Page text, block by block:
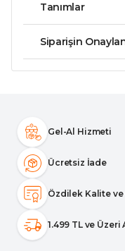
Tanımlar
Siparişin
Gel-Al Hizmeti
Ücretsiz İade
Özdilek Kalite
1.499 TL ve